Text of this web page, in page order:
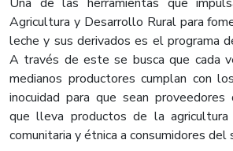
Agricultura y Desarrollo Rural para
leche y sus derivados es el programa
A través de este se busca que cada
medianos productores cumplan con
inocuidad para que sean
que lleva productos de la agricultura
comunitaria y étnica a consumidores del